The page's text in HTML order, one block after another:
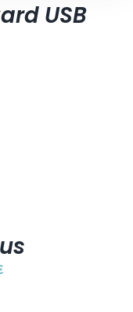
USB
Fascia